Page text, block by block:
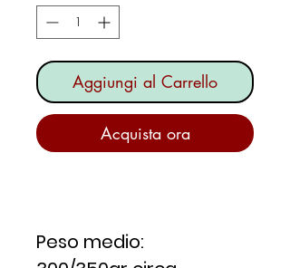
Aggiungi al Carrello
Acquista ora
Peso medio: